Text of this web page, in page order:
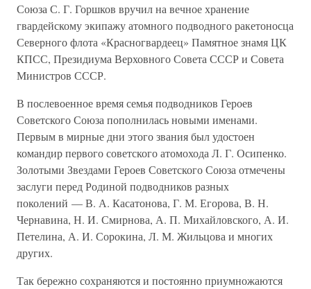
Союза С. Г. Горшков вручил на вечное хранение
гвардейскому экипажу атомного подводного ракетоносца
Северного флота «Красногвардеец» Памятное знамя ЦК
КПСС, Президиума Верховного Совета СССР и Совета
Министров СССР.
В послевоенное время семья подводников Героев
Советского Союза пополнилась новыми именами.
Первым в мирные дни этого звания был удостоен
командир первого советского атомохода Л. Г. Осипенко.
Золотыми Звездами Героев Советского Союза отмечены
заслуги перед Родиной подводников разных
поколений — В. А. Касатонова, Г. М. Егорова, В. Н.
Чернавина, Н. И. Смирнова, А. П. Михайловского, А. И.
Петелина, А. И. Сорокина, Л. М. Жильцова и многих
других.
Так бережно сохраняются и постоянно приумножаются